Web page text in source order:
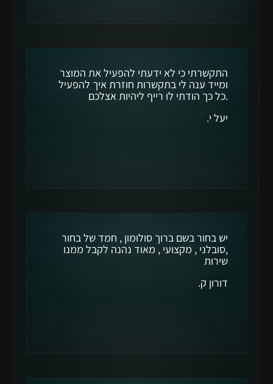
התקשרתי כי לא ידעתי להפעיל את המוצר
ומייד ענה לי בתקשרות חוזרת איך להפעיל
.כל כך הודתי לו רייף ליהיות אצלכם
יעל י.
יש בחור בשם ברוך סולומון , חמד של בחור
,סובלני , מקצועי , מאוד נהנה לקבל ממנו
שירות
דורון ק.